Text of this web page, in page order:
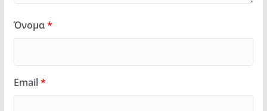
Όνομα*
Email*